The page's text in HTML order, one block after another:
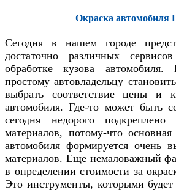
Окраска автомобиля
Сегодня в нашем городе
достаточно различных
обработке кузова
простому автовладельцу
выбрать соответствие цены и
автомобиля. Где-то может быть
сегодня недорого подкреплено
материалов, потому-что
автомобиля формируется очень
материалов. Еще немаловажный
в определении стоимости за
Это инструменты, которыми